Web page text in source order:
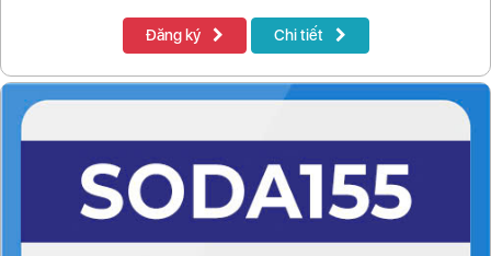
Đăng ký Chi tiết